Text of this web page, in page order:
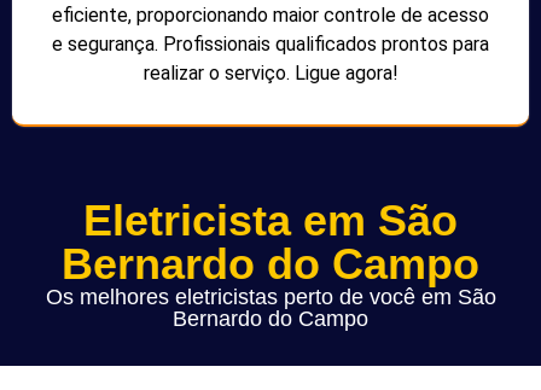
eficiente, proporcionando maior controle de acesso
e segurança. Profissionais qualificados prontos para
realizar o serviço. Ligue agora!
Eletricista em São
Bernardo do Campo
Os melhores eletricistas perto de você em São
Bernardo do Campo